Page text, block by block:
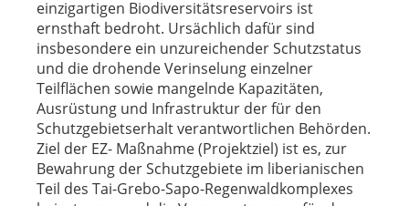
einzigartigen Biodiversitätsreservoirs ist
ernsthaft bedroht. Ursächlich dafür sind
insbesondere ein unzureichender Schutzstatus
und die drohende Verinselung einzelner
Teilflächen sowie mangelnde Kapazitäten,
Ausrüstung und Infrastruktur der für den
Schutzgebietserhalt verantwortlichen Behörden.
Ziel der EZ- Maßnahme (Projektziel) ist es, zur
Bewahrung der Schutzgebiete im liberianischen
Teil des Tai-Grebo-Sapo-Regenwaldkomplexes